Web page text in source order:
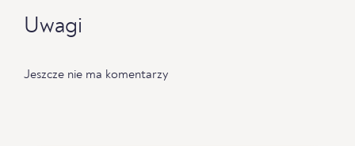
Uwagi
Jeszcze nie ma komentarzy